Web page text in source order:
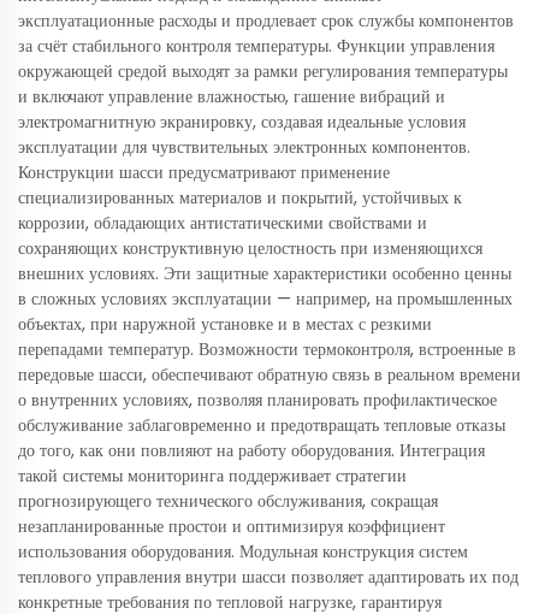
эксплуатационные расходы и продлевает срок службы компонентов
за счёт стабильного контроля температуры. Функции управления
окружающей средой выходят за рамки регулирования температуры
и включают управление влажностью, гашение вибраций и
электромагнитную экранировку, создавая идеальные условия
эксплуатации для чувствительных электронных компонентов.
Конструкции шасси предусматривают применение
специализированных материалов и покрытий, устойчивых к
коррозии, обладающих антистатическими свойствами и
сохраняющих конструктивную целостность при изменяющихся
внешних условиях. Эти защитные характеристики особенно ценны
в сложных условиях эксплуатации — например, на промышленных
объектах, при наружной установке и в местах с резкими
перепадами температур. Возможности термоконтроля, встроенные в
передовые шасси, обеспечивают обратную связь в реальном времени
о внутренних условиях, позволяя планировать профилактическое
обслуживание заблаговременно и предотвращать тепловые отказы
до того, как они повлияют на работу оборудования. Интеграция
такой системы мониторинга поддерживает стратегии
прогнозирующего технического обслуживания, сокращая
незапланированные простои и оптимизируя коэффициент
использования оборудования. Модульная конструкция систем
теплового управления внутри шасси позволяет адаптировать их под
конкретные требования по тепловой нагрузке, гарантируя